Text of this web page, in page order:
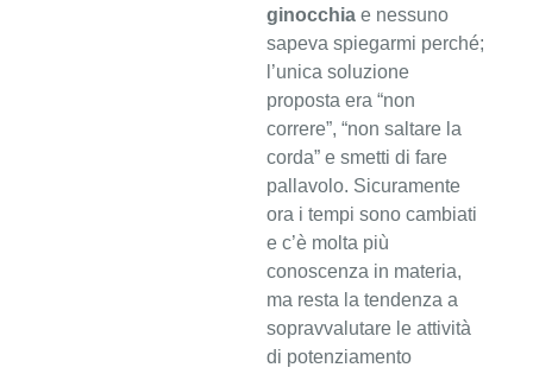
ginocchia e nessuno
sapeva spiegarmi perché;
l’unica soluzione
proposta era “non
correre”, “non saltare la
corda” e smetti di fare
pallavolo. Sicuramente
ora i tempi sono cambiati
e c’è molta più
conoscenza in materia,
ma resta la tendenza a
sopravvalutare le attività
di potenziamento